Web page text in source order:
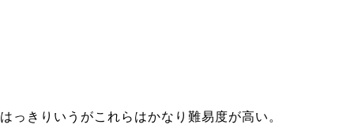
はっきりいうがこれらはかなり難易度が高い。